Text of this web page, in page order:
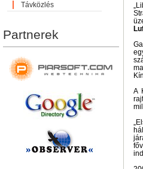
Távközlés
Partnerek
A